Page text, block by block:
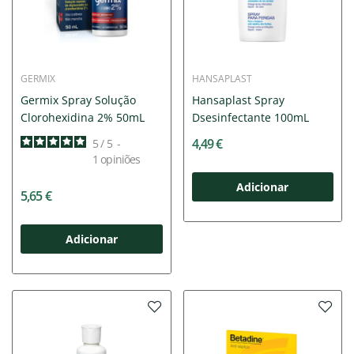
GERMIX
Germix Spray Solução
Clorohexidina 2% 50mL
5/ 5 -
1 opiniões
5,65 €
Adicionar
HANSAPLAST
Hansaplast Spray
Dsesinfectante 100mL
4,49 €
Adicionar